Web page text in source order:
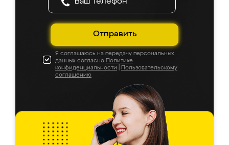
Отправить
Я соглашаюсь на передачу персональных
данных согласно Политике
конфиденциальности
Пользовательскому
соглашению